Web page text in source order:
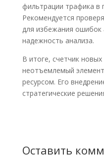
фильтрации трафика в
Рекомендуется
для избежания ошибок
надежность анализа.
В итоге, счетчик
неотъемлемый
ресурсом. Его
стратегические
Оставить